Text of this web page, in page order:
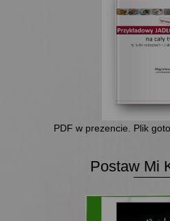
PDF w prezencie. Plik
Postaw Mi